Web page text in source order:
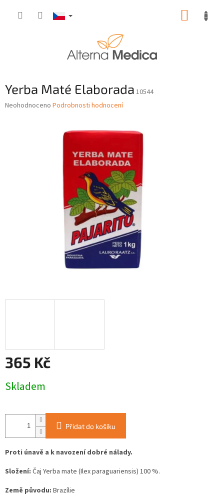
Yerba Maté Elaborada 10544
Průměrné
Neohodnoceno Podrobnosti hodnocení
365 Kč
cena:
Skladem
Přidat do košíku
Proti únavě a k navození dobré nálady.
Složení: Čaj Yerba mate (Ilex paraguariensis) 100 %.
Země původu: Brazílie